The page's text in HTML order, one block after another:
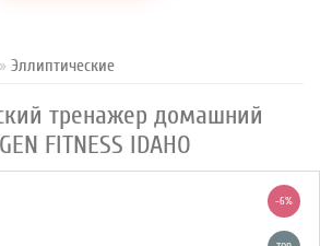
Эллиптические
тренажер домашний
FITNESS IDAHO
-6%